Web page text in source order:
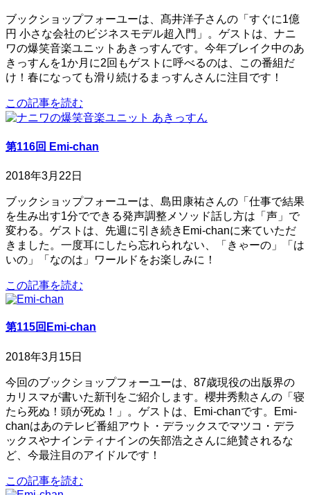
ブックショップフォーユーは、髙井洋子さんの「すぐに1億
円 小さな会社のビジネスモデル超入門」。ゲストは、ナニ
ワの爆笑音楽ユニットあきっすんです。今年ブレイク中のあ
きっすんを1か月に2回もゲストに呼べるのは、この番組だ
け！春になっても滑り続けるまっすんさんに注目です！
この記事を読む
第116回 Emi-chan
2018年3月22日
ブックショップフォーユーは、島田康祐さんの「仕事で結果
を生み出す1分でできる発声調整メソッド話し方は「声」で
変わる。ゲストは、先週に引き続きEmi-chanに来ていただ
きました。一度耳にしたら忘れられない、「きゃーの」「は
いの」「なのは」ワールドをお楽しみに！
この記事を読む
第115回Emi-chan
2018年3月15日
今回のブックショップフォーユーは、87歳現役の出版界の
カリスマが書いた新刊をご紹介します。櫻井秀勲さんの「寝
たら死ぬ！頭が死ぬ！」。ゲストは、Emi-chanです。Emi-
chanはあのテレビ番組アウト・デラックスでマツコ・デラ
ックスやナインティナインの矢部浩之さんに絶賛されるな
ど、今最注目のアイドルです！
この記事を読む